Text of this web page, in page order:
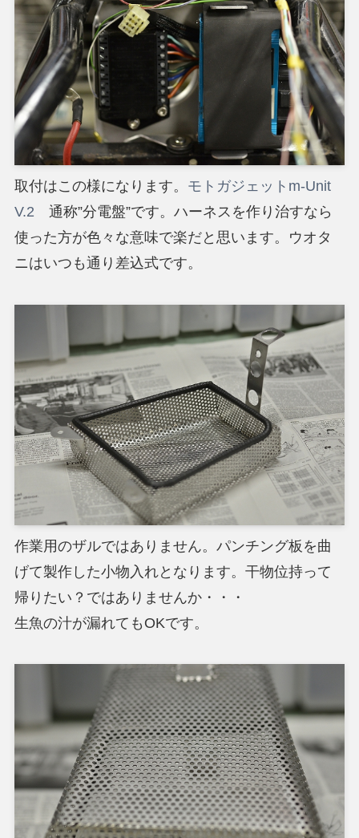
取付はこの様になります。 モトガジェットm-Unit
V.2 通称”分電盤”です。ハーネスを作り治すなら
使った方が色々な意味で楽だと思います。ウオタ
ニはいつも通り差込式です。
作業用のザルではありません。パンチング板を曲
げて製作した小物入れとなります。干物位持って
帰りたい？ではありませんか・・・
生魚の汁が漏れてもOKです。